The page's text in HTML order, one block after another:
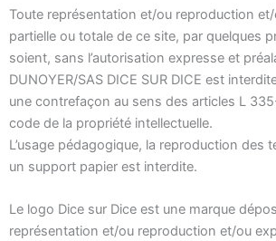
Toute représentation et/ou reproduction
partielle ou totale de ce site, par quelques
soient, sans l’autorisation expresse et
DUNOYER/SAS DICE SUR DICE est
une contrefaçon au sens des articles L
code de la propriété intellectuelle.
L’usage pédagogique, la reproduction des
un support papier est interdite.
Le logo Dice sur Dice est une marque
représentation et/ou reproduction et/ou